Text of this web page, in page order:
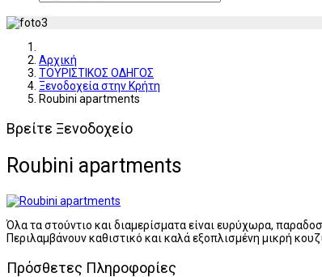
Αρχική
ΤΟΥΡΙΣΤΙΚΟΣ ΟΔΗΓΟΣ
Ξενοδοχεία στην Κρήτη
Roubini apartments
Βρείτε Ξενοδοχείο
Roubini apartments
Όλα τα στούντιο και διαμερίσματα είναι ευρύχωρα,
Περιλαμβάνουν καθιστικό και καλά εξοπλισμένη μικρή
Πρόσθετες Πληροφορίες